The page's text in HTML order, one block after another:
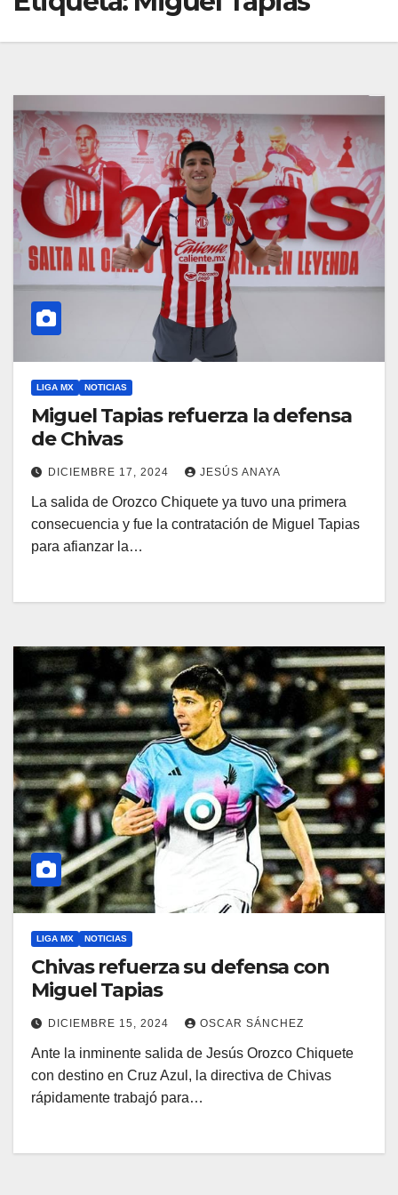
LIGA MX NOTICIAS
Miguel Tapias refuerza la defensa
de Chivas
DICIEMBRE 17, 2024 JESÚS ANAYA
La salida de Orozco Chiquete ya tuvo una primera
consecuencia y fue la contratación de Miguel Tapias
para afianzar la…
LIGA MX NOTICIAS
Chivas refuerza su defensa con
Miguel Tapias
DICIEMBRE 15, 2024 OSCAR SÁNCHEZ
Ante la inminente salida de Jesús Orozco Chiquete
con destino en Cruz Azul, la directiva de Chivas
rápidamente trabajó para…